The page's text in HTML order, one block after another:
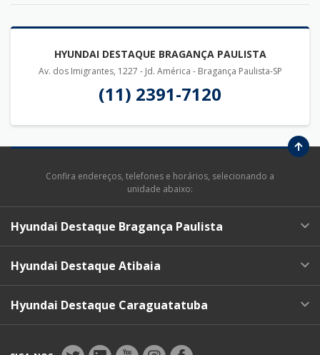
HYUNDAI DESTAQUE BRAGANÇA PAULISTA
Av. dos Imigrantes, 1227 - Jd. América - Bragança Paulista-SP
(11) 2391-7120
Confira endereços, telefones e horários, selecionando a
unidade abaixo:
Hyundai Destaque Bragança Paulista
Hyundai Destaque Atibaia
Hyundai Destaque Caraguatatuba